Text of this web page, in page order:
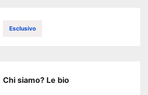
Esclusivo
Chi siamo? Le bio